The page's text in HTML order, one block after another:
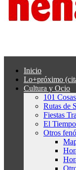
Inicio
Lo+próximo
Cultura y Ocio
101
Rutas de
Fiestas
El
Otros